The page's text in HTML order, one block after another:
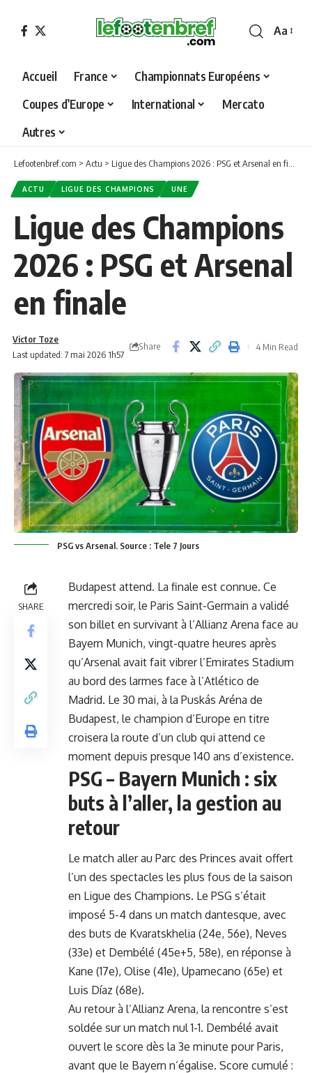
Font
Aa
Accueil France
Championnats Européens
Coupes d’Europe
International
Mercato
Autres
Lefootenbref.com > Actu > Ligue des Champions 2026 : PSG et Arsenal en finale
ACTU LIGUE DES CHAMPIONS UNE
Ligue des Champions
2026 : PSG et Arsenal
en finale
Last updated: 7 mai 2026 1h57
Victor Toze
Share 4 Min Read
PSG vs Arsenal. Source : Tele 7 Jours
SHARE
Budapest attend. La finale est connue. Ce
mercredi soir, le Paris Saint-Germain a validé
son billet en survivant à l’Allianz Arena face au
Bayern Munich, vingt-quatre heures après
qu’Arsenal avait fait vibrer l’Emirates Stadium
au bord des larmes face à l’Atlético de
Madrid. Le 30 mai, à la Puskás Aréna de
Budapest, le champion d’Europe en titre
croisera la route d’un club qui attend ce
moment depuis presque 140 ans d’existence.
PSG – Bayern Munich : six
buts à l’aller, la gestion au
retour
Le match aller au Parc des Princes avait offert
l’un des spectacles les plus fous de la saison
en Ligue des Champions. Le PSG s’était
imposé 5-4 dans un match dantesque, avec
des buts de Kvaratskhelia (24e, 56e), Neves
(33e) et Dembélé (45e+5, 58e), en réponse à
Kane (17e), Olise (41e), Upamecano (65e) et
Luis Díaz (68e).
Au retour à l’Allianz Arena, la rencontre s’est
soldée sur un match nul 1-1. Dembélé avait
ouvert le score dès la 3e minute pour Paris,
avant que le Bayern n’égalise. Score cumulé :